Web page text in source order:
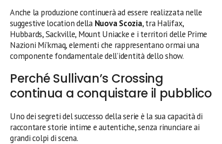
Anche la produzione continuerà ad essere realizzata nelle
suggestive location della Nuova Scozia, tra Halifax,
Hubbards, Sackville, Mount Uniacke e i territori delle Prime
Nazioni Mi’kmaq, elementi che rappresentano ormai una
componente fondamentale dell’identità dello show.
Perché Sullivan’s Crossing
continua a conquistare il pubblico
Uno dei segreti del successo della serie è la sua capacità di
raccontare storie intime e autentiche, senza rinunciare ai
grandi colpi di scena.